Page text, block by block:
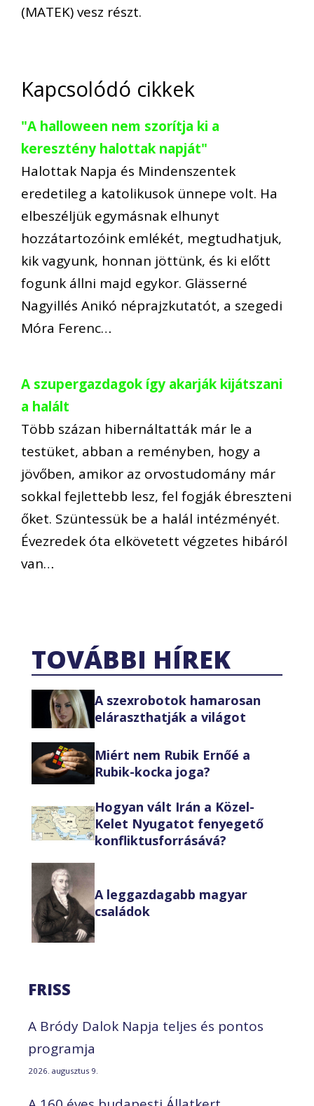
(MATEK) vesz részt.
Kapcsolódó cikkek
"A halloween nem szorítja ki a
keresztény halottak napját"
Halottak Napja és Mindenszentek
eredetileg a katolikusok ünnepe volt. Ha
elbeszéljük egymásnak elhunyt
hozzátartozóink emlékét, megtudhatjuk,
kik vagyunk, honnan jöttünk, és ki előtt
fogunk állni majd egykor. Glässerné
Nagyillés Anikó néprajzkutatót, a szegedi
Móra Ferenc…
A szupergazdagok így akarják kijátszani
a halált
Több százan hibernáltatták már le a
testüket, abban a reményben, hogy a
jövőben, amikor az orvostudomány már
sokkal fejlettebb lesz, fel fogják ébreszteni
őket. Szüntessük be a halál intézményét.
Évezredek óta elkövetett végzetes hibáról
van…
TOVÁBBI HÍREK
A szexrobotok hamarosan
eláraszthatják a világot
Miért nem Rubik Ernőé a
Rubik-kocka joga?
Hogyan vált Irán a Közel-
Kelet Nyugatot fenyegető
konfliktusforrásává?
A leggazdagabb magyar
családok
FRISS
A Bródy Dalok Napja teljes és pontos
programja
2026. augusztus 9.